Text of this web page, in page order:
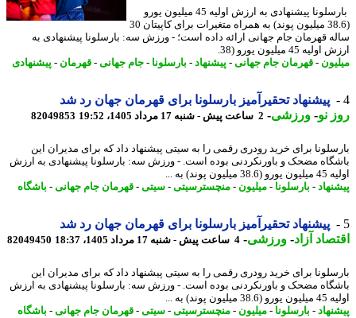
بارسلونا پیشنهادی به ارزش اولیه 45 میلیون یورو
(38.6 میلیون پوند) به همراه متغیرات برای کاپیتان 30
قهرمان جام جهانی ارائه داده است؛ - ورزش سه: بارسلونا پیشنهادی به
45 میلیون یورو (38.
-قهرمان جام جهانی-پیشنهاد-بارسلونا-جام جهانی-قهرمان -پیشنهادی
پیشنهاد تحقیرآمیز بارسلونا برای قهرمان جهان رد شد
نو- ورزشی-2 ساعت پیش - شنبه 17 مرداد 1405، 19:52 82049853
برای خرید رودری رقمی را به سیتی پیشنهاد داد که برای مدیران این
مضحک و باورنکردنی بوده است. - ورزش سه: بارسلونا پیشنهادی به ارزش
-بارسلونا-میلیون-منچسترسیتی-سیتی-قهرمان جام جهانی-باشگاه
پیشنهاد تحقیرآمیز بارسلونا برای قهرمان جهان رد شد
آزاد - ورزشی-4 ساعت پیش - شنبه 17 مرداد 1405، 18:37 82049450
برای خرید رودری رقمی را به سیتی پیشنهاد داد که برای مدیران این
مضحک و باورنکردنی بوده است. - ورزش سه: بارسلونا پیشنهادی به ارزش
-بارسلونا-میلیون-منچسترسیتی-سیتی-قهرمان جام جهانی-باشگاه